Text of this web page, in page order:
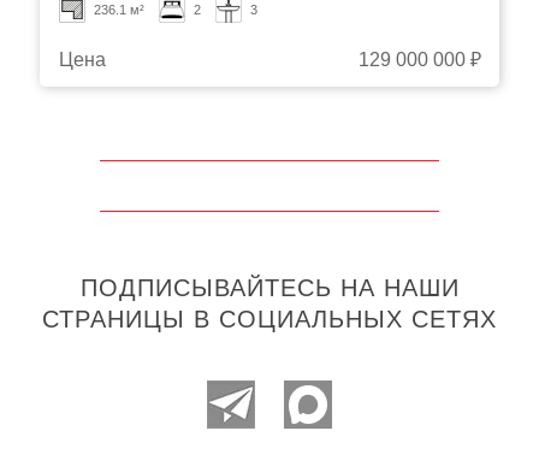
236.1 м² 2 3
Цена 129 000 000 ₽
ПОДПИСЫВАЙТЕСЬ НА НАШИ
СТРАНИЦЫ В СОЦИАЛЬНЫХ СЕТЯХ